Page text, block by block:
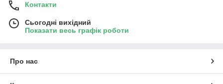
Контакти
Сьогодні вихідний
Показати весь графік роботи
Про нас